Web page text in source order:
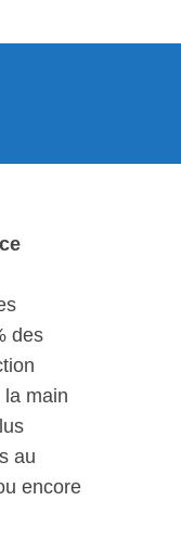
des
main
au
encore